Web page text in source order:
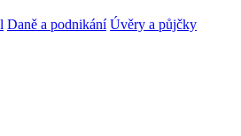
Daně a podnikání Úvěry a půjčky